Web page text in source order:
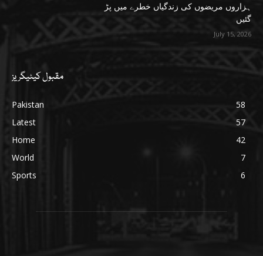
ہزاروں مریضوں کی زندگیاں خطرے میں پڑ
گئیں
July 15, 2026
مقبول کیٹیگریز
Pakistan
58
Latest
57
Home
42
World
7
Sports
6